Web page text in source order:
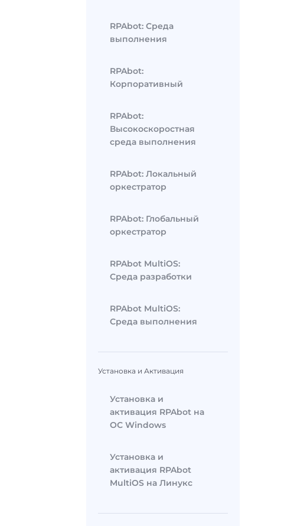
RPAbot: Среда
выполнения
RPAbot:
Корпоративный
RPAbot:
Высокоскоростная
среда выполнения
RPAbot: Локальный
оркестратор
RPAbot: Глобальный
оркестратор
RPAbot MultiOS:
Среда разработки
RPAbot MultiOS:
Среда выполнения
Установка и Активация
Установка и
активация RPAbot на
ОС Windows
Установка и
активация RPAbot
MultiOS на Линукс